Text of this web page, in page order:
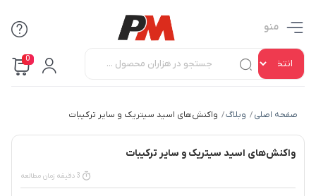
منو
0
صفحه اصلی / وبلاگ/ واکنش‌های اسید سیتریک و سایر ترکیبات
واکنش‌های اسید سیتریک و سایر ترکیبات
3 دقیقه زمان مطالعه